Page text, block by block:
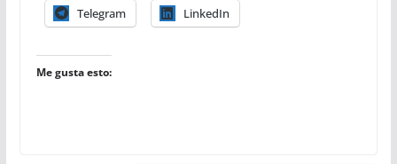
Telegram LinkedIn
Me gusta esto: